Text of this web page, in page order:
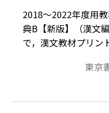
2018～2022年度用
典B【新版】（漢文
で，漢文教材プリン
東京